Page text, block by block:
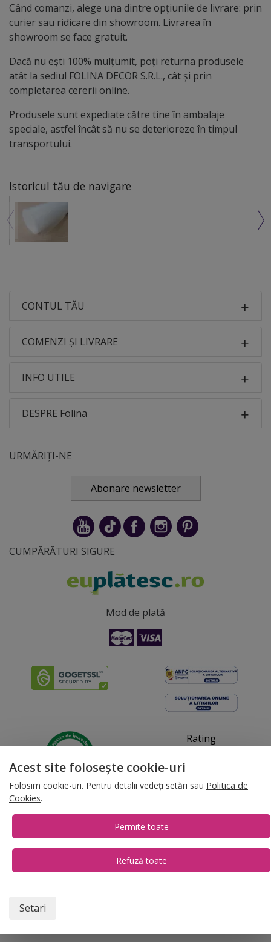
Când comanzi, alege una dintre opțiunile de livrare: prin
curier sau ridicare din showroom. Livrarea în
showroom se face gratuit.
Dacă nu ești 100% mulțumit, poți returna produsele
atât la sediul FOLINA DECOR S.R.L., cât și prin
completarea cererii online.
Produsele sunt expediate către tine în ambalaje
speciale, astfel încât să nu se deterioreze în timpul
transportului.
Istoricul tău de navigare
CONTUL TĂU
COMENZI ȘI LIVRARE
INFO UTILE
DESPRE Folina
URMĂRIȚI-NE
Abonare newsletter
CUMPĂRĂTURI SIGURE
Mod de plată
Rating
4.93
© 2026 Folina.ro | All Rights Reserved. Folina.ro |
Designed by Artvertising
Acest site folosește cookie-uri
Folosim cookie-uri. Pentru detalii vedeți setări sau Politica de
Cookies.
Permite toate
Refuză toate
Setari